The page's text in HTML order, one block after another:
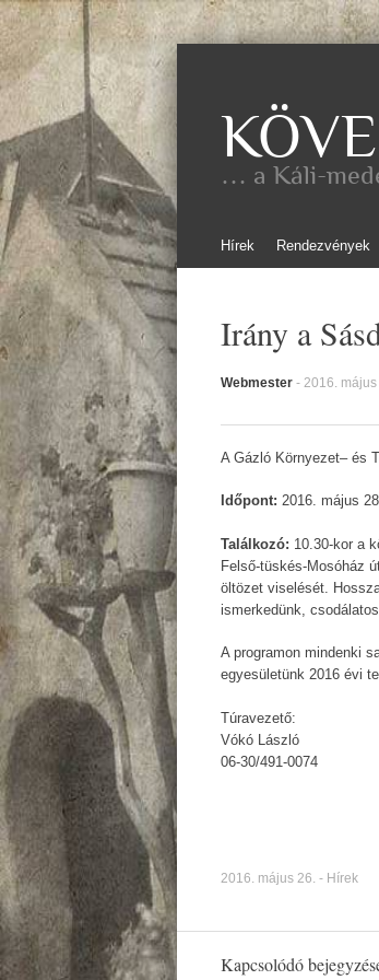
… a Káli-
to
Hírek Rendezvények
Irány a
Webmester - 2016. május
A Gázló Környezet– és
Időpont: 2016. május
Találkozó: 10.30-kor a
Felső-tüskés-Mosóház
öltözet viselését.
ismerkedünk,
A programon mindenki
egyesületünk 2016 évi
Túravezető:
Vókó László
06-30/491-0074
2016. május 26. - Hírek
Kapcsolódó